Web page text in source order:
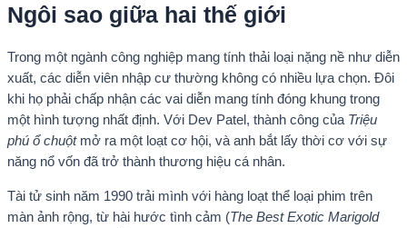
Ngôi sao giữa hai thế giới
Trong một ngành công nghiệp mang tính thải loại nặng nề như diễn
xuất, các diễn viên nhập cư thường không có nhiều lựa chọn. Đôi
khi họ phải chấp nhận các vai diễn mang tính đóng khung trong
một hình tượng nhất định. Với Dev Patel, thành công của Triệu
phú ổ chuộtmở ra một loạt cơ hội, và anh bắt lấy thời cơ với sự
năng nổ vốn đã trở thành thương hiệu cá nhân.
Tài tử sinh năm 1990 trải mình với hàng loạt thể loại phim trên
màn ảnh rộng, từ hài hước tình cảm (The Best Exotic Marigold